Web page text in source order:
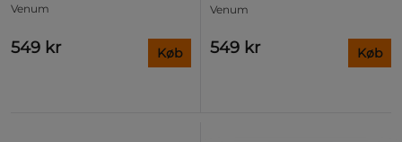
Venum
549 kr Køb
Venum
549 kr Køb